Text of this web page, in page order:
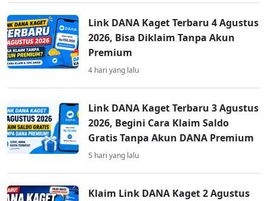
Link DANA Kaget Terbaru 4 Agustus
2026, Bisa Diklaim Tanpa Akun
Premium
4 hari yang lalu
Link DANA Kaget Terbaru 3 Agustus
2026, Begini Cara Klaim Saldo
Gratis Tanpa Akun DANA Premium
5 hari yang lalu
Klaim Link DANA Kaget 2 Agustus